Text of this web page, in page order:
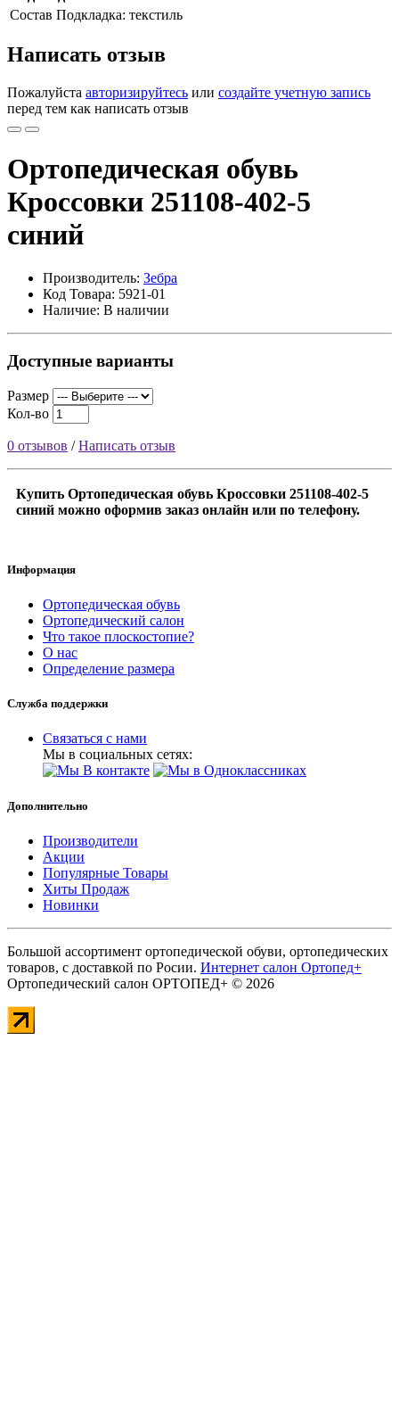
Состав Подкладка: текстиль
Написать отзыв
Пожалуйста авторизируйтесь или создайте учетную запись
перед тем как написать отзыв
Ортопедическая обувь
Кроссовки 251108-402-5
синий
Производитель: Зебра
Код Товара: 5921-01
Наличие: В наличии
Доступные варианты
Размер
Кол-во
0 отзывов /Написать отзыв
Купить Ортопедическая обувь Кроссовки 251108-402-5
синий можно оформив заказ онлайн или по телефону.
Информация
Ортопедическая обувь
Ортопедический салон
Что такое плоскостопие?
О нас
Определение размера
Служба поддержки
Связаться с нами
Мы в социальных сетях:
Дополнительно
Производители
Акции
Популярные Товары
Хиты Продаж
Новинки
Большой ассортимент ортопедической обуви, ортопедических
товаров, с доставкой по Росии. Интернет салон Ортопед+
Ортопедический салон ОРТОПЕД+ © 2026